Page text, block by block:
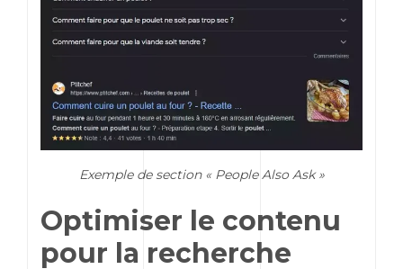
Exemple de section « People Also Ask »
Optimiser le contenu
pour la recherche